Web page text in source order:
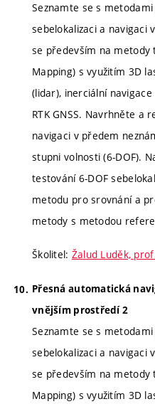
Seznamte se s
sebelokalizaci a navigaci
se především na metody
Mapping) s využitím 3D
(lidar), inerciální
RTK GNSS. Navrhněte a
navigaci v předem
stupni volnosti (6-DOF).
testování 6-DOF
metodu pro srovnání a
metody s metodou
Školitel: Žalud Luděk,
Přesná automatická
vnějším prostředí 2
Seznamte se s
sebelokalizaci a navigaci
se především na metody
Mapping) s využitím 3D